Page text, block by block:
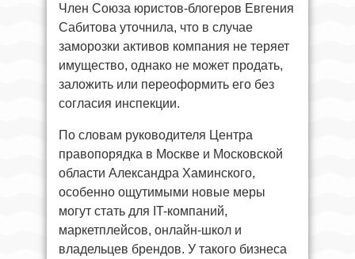
Член Союза юристов-блогеров Евгения
Сабитова уточнила, что в случае
заморозки активов компания не теряет
имущество, однако не может продать,
заложить или переоформить его без
согласия инспекции.
По словам руководителя Центра
правопорядка в Москве и Московской
области Александра Хаминского,
особенно ощутимыми новые меры
могут стать для IT-компаний,
маркетплейсов, онлайн-школ и
владельцев брендов. У такого бизнеса